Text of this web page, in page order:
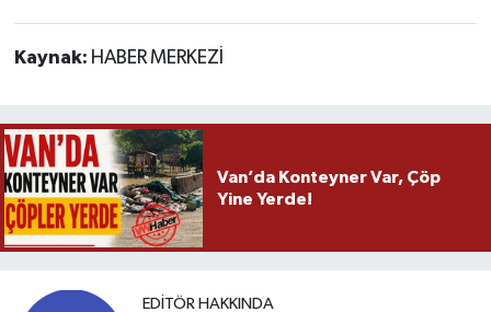
Kaynak: HABER MERKEZİ
Van’da Konteyner Var, Çöp
Yine Yerde!
EDITÖR HAKKINDA